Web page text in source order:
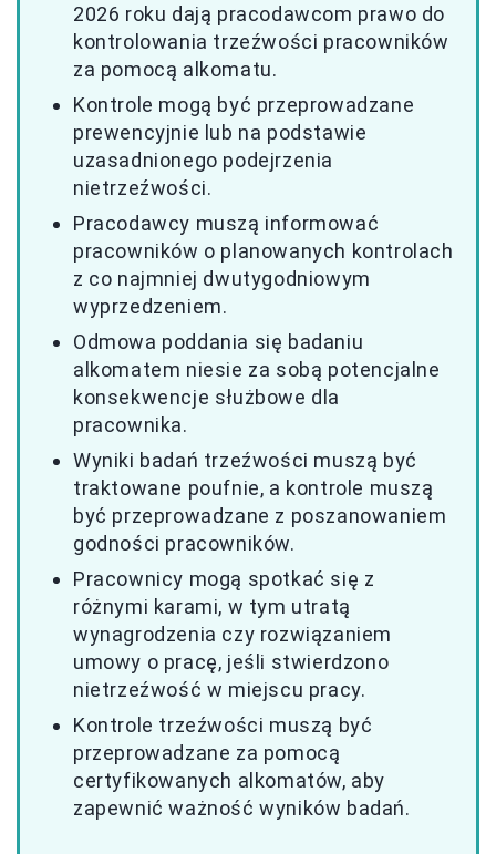
2026 roku dają pracodawcom prawo do
kontrolowania trzeźwości pracowników
za pomocą alkomatu.
Kontrole mogą być przeprowadzane
prewencyjnie lub na podstawie
uzasadnionego podejrzenia
nietrzeźwości.
Pracodawcy muszą informować
pracowników o planowanych kontrolach
z co najmniej dwutygodniowym
wyprzedzeniem.
Odmowa poddania się badaniu
alkomatem niesie za sobą potencjalne
konsekwencje służbowe dla
pracownika.
Wyniki badań trzeźwości muszą być
traktowane poufnie, a kontrole muszą
być przeprowadzane z poszanowaniem
godności pracowników.
Pracownicy mogą spotkać się z
różnymi karami, w tym utratą
wynagrodzenia czy rozwiązaniem
umowy o pracę, jeśli stwierdzono
nietrzeźwość w miejscu pracy.
Kontrole trzeźwości muszą być
przeprowadzane za pomocą
certyfikowanych alkomatów, aby
zapewnić ważność wyników badań.